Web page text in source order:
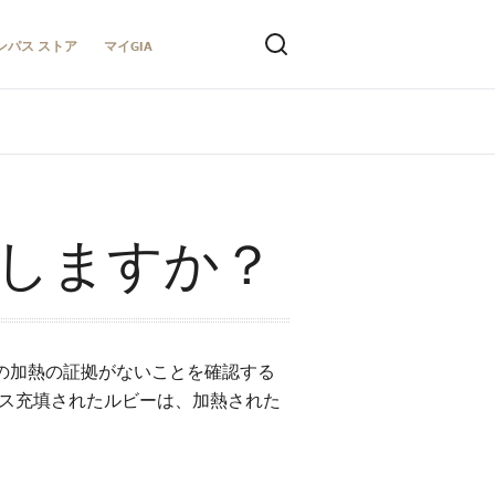
パス ストア マイGIA
ますか？
熱の証拠がないことを確認する
充填されたルビーは、加熱された